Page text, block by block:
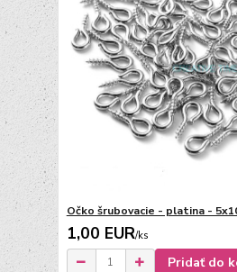
Očko šrubovacie - platina -
1,00 EUR/ks
Pridať do